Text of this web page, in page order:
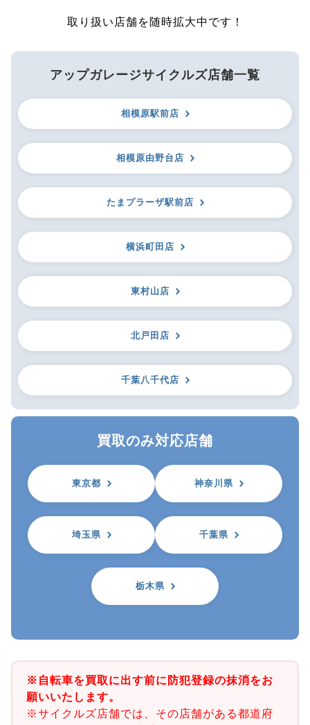
取り扱い店舗を随時拡大中です！
アップガレージサイクルズ店舗一覧
相模原駅前店
相模原由野台店
たまプラーザ駅前店
横浜町田店
東村山店
北戸田店
千葉八千代店
買取のみ対応店舗
東京都 神奈川県
埼玉県 千葉県
栃木県
※自転車を買取に出す前に防犯登録の抹消をお
願いいたします。
※サイクルズ店舗では、その店舗がある都道府